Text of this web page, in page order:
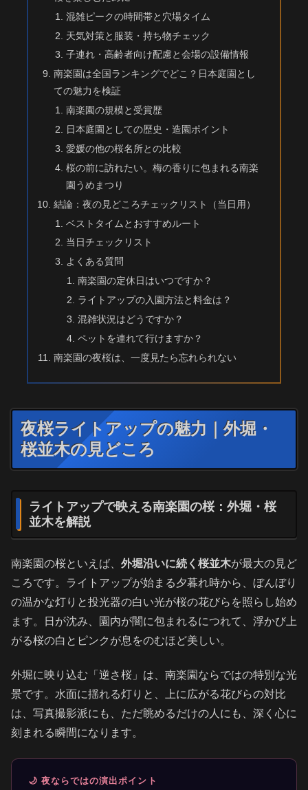
混雑ピークの時間帯と穴場タイム
天気対策と服装・持ち物チェック
子連れ・高齢者向け配慮と会場の設備情報
南楽園は全国ランキングでどこ？日本庭園とし
ての魅力を検証
南楽園の規模と受賞歴
日本庭園としての歴史・造園ポイント
愛媛の他の桜名所との比較
桜の前に訪れたい。梅の香りに包まれる南楽
園うめまつり
結論：夜の見どころチェックリスト（当日用）
ベストタイムとおすすめルート
当日チェックリスト
よくある質問
南楽園の定休日はいつですか？
ライトアップの入園方法と料金は？
混雑状況はどうですか？
ペットを連れて行けますか？
南楽園の夜桜は、一度見たら忘れられない
夜桜ライトアップの魅力｜外堀・
桜並木の見どころ
ライトアップで映える南楽園の桜：外堀・桜
並木を解説
南楽園の桜といえば、 外堀沿いに続く桜並木が最大の見ど
ころです。ライトアップが始まる夕暮れ時から、ぼんぼり
の温かな灯りと投光器の白い光が桜の花びらを照らし始め
ます。日が沈み、園内が闇に包まれるにつれて、浮かび上
がる桜の白とピンクが息をのむほど美しい。
外堀に映り込む「逆さ桜」は、南楽園ならではの特別な光
景です。水面に揺れる灯りと、上に広がる花びらの対比
は、写真撮影派にも、ただ眺めるだけの人にも、深く心に
刻まれる瞬間になります。
🌙 夜ならではの演出ポイント